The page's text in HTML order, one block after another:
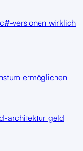
versionen wirklich
ermöglichen
architektur geld